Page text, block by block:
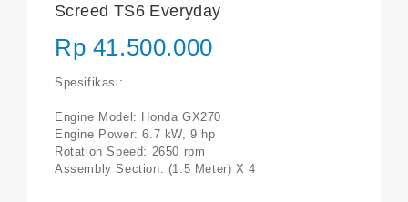
Screed TS6 Everyday
Rp 41.500.000
Spesifikasi:
Engine Model: Honda GX270
Engine Power: 6.7 kW, 9 hp
Rotation Speed: 2650 rpm
Assembly Section: (1.5 Meter) X 4